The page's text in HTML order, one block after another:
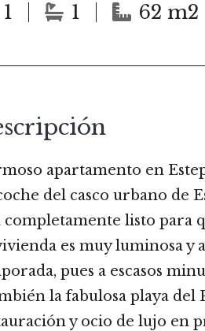
1 1 62 m2
apartamento en
del casco urbano de
completamente listo para
es muy luminosa
pues a escasos
la fabulosa playa
y ocio de lujo en